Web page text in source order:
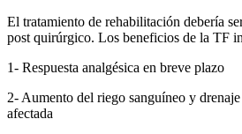
El tratamiento de rehabilitación debería
post quirúrgico. Los beneficios de la TF
1- Respuesta analgésica en breve plazo
2- Aumento del riego sanguíneo y
afectada